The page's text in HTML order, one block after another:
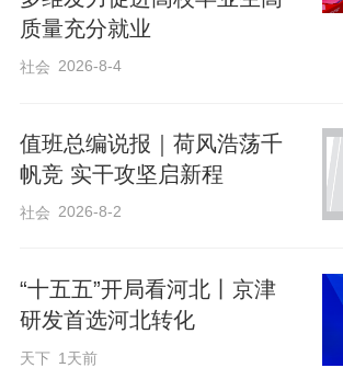
智能网业有限公司提供的结
求、发展前景、入职待遇等
员深入交流。市人社局以“一
接高校优势学科与企业需求
竹画材科技股份有限公司、
公司等企业牵线搭桥，推动
作。
质量充分就业
社会 2026-8-4
值班总编说报｜荷风浩荡千
帆竞 实干攻坚启新程
社会 2026-8-2
“十五五”开局看河北丨京津
研发首选河北转化
天下 1天前